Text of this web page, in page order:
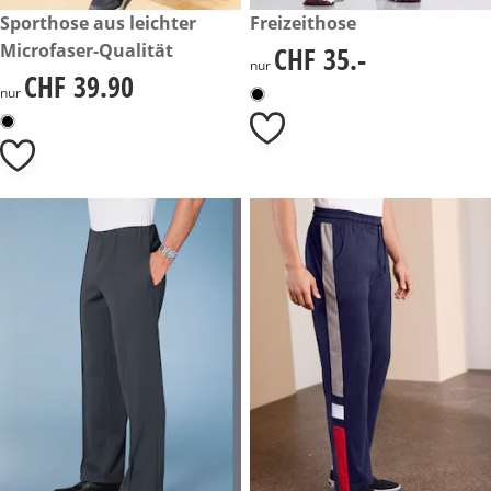
CHF 39.90
Sporthose aus leichter
Microfaser-Qualität
CHF 39.90
nur CHF 39.90
CHF 35.-
Freizeithose
CHF 35.-
nur CHF 35.-